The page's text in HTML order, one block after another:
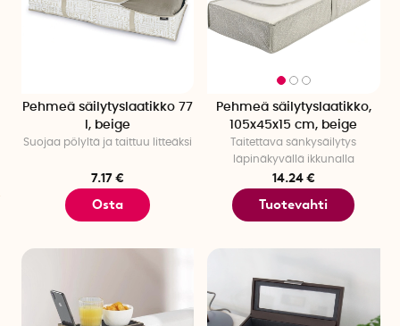
Pehmeä säilytyslaatikko 77
l, beige
Suojaa pölyltä ja taittuu litteäksi
7.17 €
Osta
Pehmeä säilytyslaatikko,
105x45x15 cm, beige
Taitettava sänkysäilytys
läpinäkyvällä ikkunalla
14.24 €
Tuotevahti